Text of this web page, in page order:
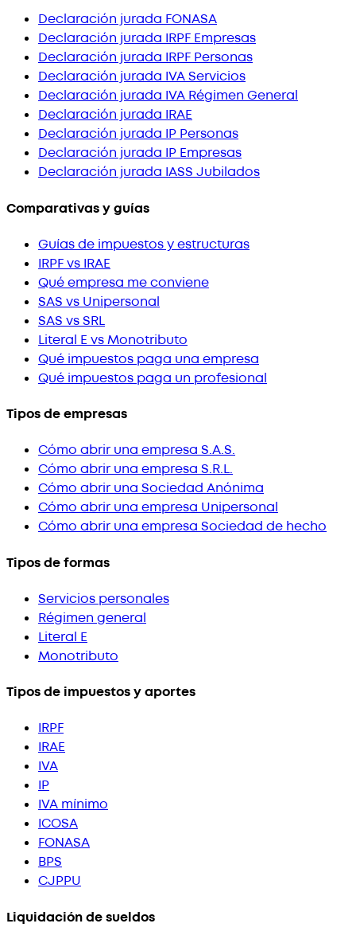
Declaración jurada FONASA
Declaración jurada IRPF Empresas
Declaración jurada IRPF Personas
Declaración jurada IVA Servicios
Declaración jurada IVA Régimen General
Declaración jurada IRAE
Declaración jurada IP Personas
Declaración jurada IP Empresas
Declaración jurada IASS Jubilados
Comparativas y guías
Guías de impuestos y estructuras
IRPF vs IRAE
Qué empresa me conviene
SAS vs Unipersonal
SAS vs SRL
Literal E vs Monotributo
Qué impuestos paga una empresa
Qué impuestos paga un profesional
Tipos de empresas
Cómo abrir una empresa S.A.S.
Cómo abrir una empresa S.R.L.
Cómo abrir una Sociedad Anónima
Cómo abrir una empresa Unipersonal
Cómo abrir una empresa Sociedad de hecho
Tipos de formas
Servicios personales
Régimen general
Literal E
Monotributo
Tipos de impuestos y aportes
IRPF
IRAE
IVA
IP
IVA mínimo
ICOSA
FONASA
BPS
CJPPU
Liquidación de sueldos